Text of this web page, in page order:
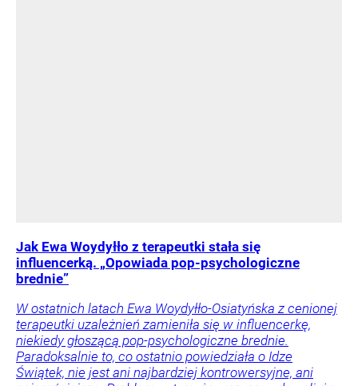
Jak Ewa Woydyłło z terapeutki stała się
influencerką. „Opowiada pop-psychologiczne
brednie”
W ostatnich latach Ewa Woydyłło-Osiatyńska z cenionej
terapeutki uzależnień zamieniła się w influencerkę,
niekiedy głoszącą pop-psychologiczne brednie.
Paradoksalnie to, co ostatnio powiedziała o Idze
Świątek, nie jest ani najbardziej kontrowersyjne, ani